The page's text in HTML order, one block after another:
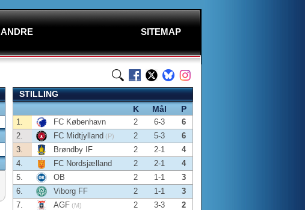
ANDRE SITEMAP
STILLING
K
Mål P
1. FC København 2 6-3
6
2.
FC Midtjylland (P) 2 5-3
6
3.
Brøndby IF 2 2-1
4
4.
FC Nordsjælland 2 2-1
4
5.
OB 2 1-1
3
6.
Viborg FF 2 1-1
3
7.
AGF (M) 2 3-3
2